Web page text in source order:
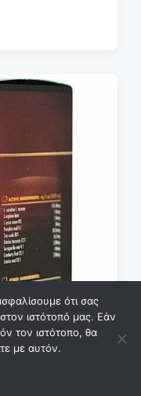
ότι σας
ιστότοπό μας. Εάν
τον ιστότοπο, θα
με αυτόν.